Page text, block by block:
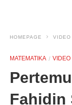
HOMEPAGE VIDEO
MATEMATIKA VIDEO
Fahidin